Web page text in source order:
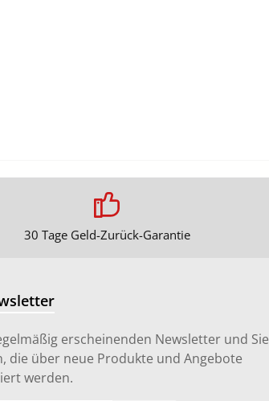
30 Tage Geld-Zurück-Garantie
erscheinenden Newsletter und Sie
die über neue Produkte und Angebote
werden.